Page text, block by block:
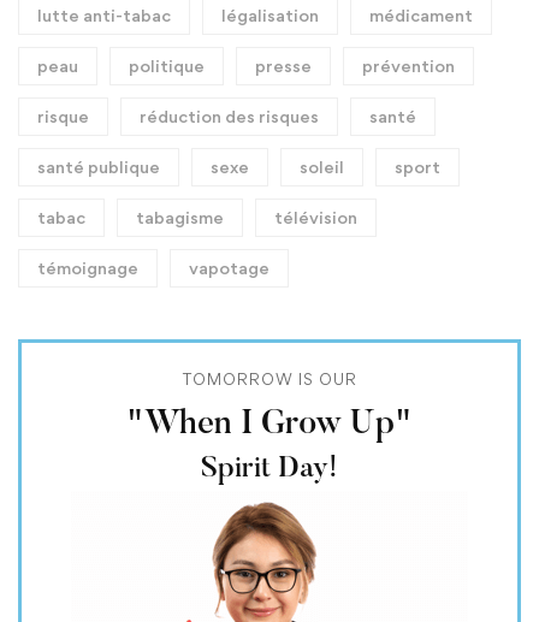
lutte anti-tabac légalisation médicament
peau politique presse prévention
risque réduction des risques santé
santé publique sexe soleil sport
tabac tabagisme télévision
témoignage vapotage
TOMORROW IS OUR
"When I Grow Up"
Spirit Day!